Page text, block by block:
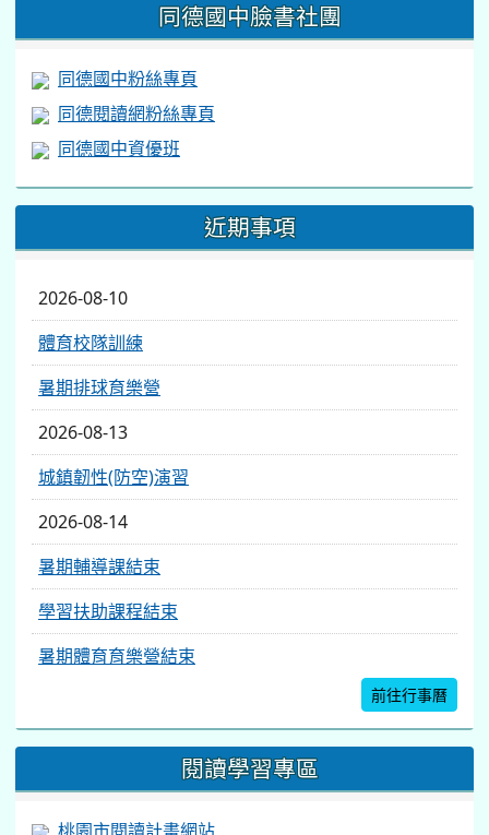
同德國中臉書社團
同德國中粉絲專頁
同德閱讀網粉絲專頁
同德國中資優班
近期事項
2026-08-10
體育校隊訓練
暑期排球育樂營
2026-08-13
城鎮韌性(防空)演習
2026-08-14
暑期輔導課結束
學習扶助課程結束
暑期體育育樂營結束
前往行事曆
閱讀學習專區